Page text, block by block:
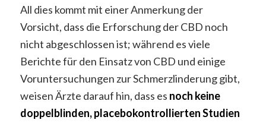
All dies kommt mit einer Anmerkung der
Vorsicht, dass die Erforschung der CBD noch
nicht abgeschlossen ist; während es viele
Berichte für den Einsatz von CBD und einige
Voruntersuchungen zur Schmerzlinderung gibt,
weisen Ärzte darauf hin, dass es noch keine
doppelblinden, placebokontrollierten Studien